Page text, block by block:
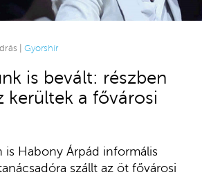
| Gyorshír
is bevált: részben
kerültek a fővárosi
is Habony Árpád informális
szállt az öt fővárosi